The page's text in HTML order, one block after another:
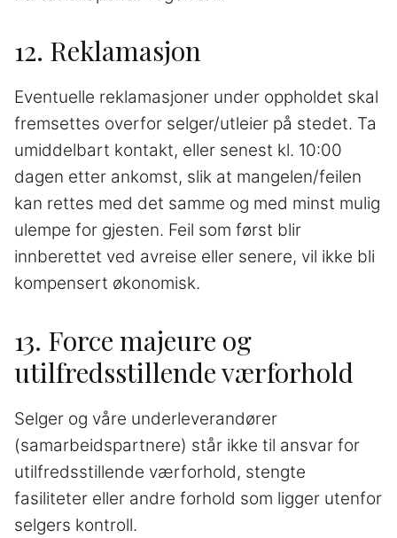
12. Reklamasjon
Eventuelle reklamasjoner under oppholdet skal
fremsettes overfor selger/utleier på stedet. Ta
umiddelbart kontakt, eller senest kl. 10:00
dagen etter ankomst, slik at mangelen/feilen
kan rettes med det samme og med minst mulig
ulempe for gjesten. Feil som først blir
innberettet ved avreise eller senere, vil ikke bli
kompensert økonomisk.
13. Force majeure og
utilfredsstillende værforhold
Selger og våre underleverandører
(samarbeidspartnere) står ikke til ansvar for
utilfredsstillende værforhold, stengte
fasiliteter eller andre forhold som ligger utenfor
selgers kontroll.